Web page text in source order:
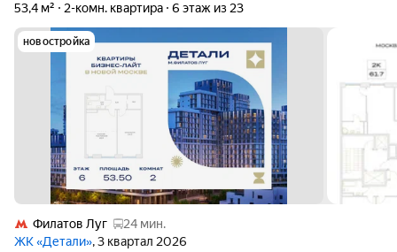
53,4 м²
2-комн. квартира 6 этаж из 23
новостройка
Филатов Луг
24 мин.
ЖК «Детали», 3 квартал 2026